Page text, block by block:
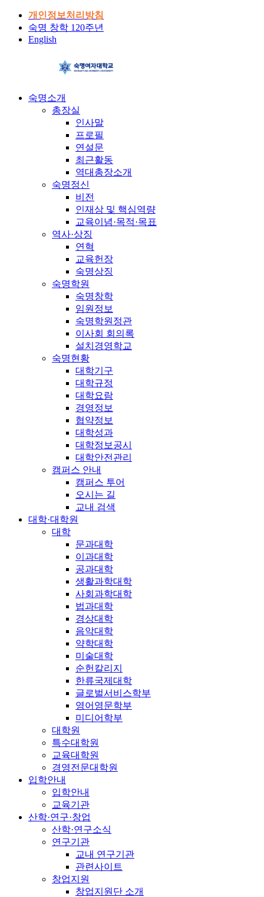
개인정보처리방침
숙명 창학 120주년
English
숙명소개
총장실
인사말
프로필
연설문
최근활동
역대총장소개
숙명정신
비전
인재상 및 핵심역량
교육이념·목적·목표
역사·상징
연혁
교육헌장
숙명상징
숙명학원
숙명창학
임원정보
숙명학원정관
이사회 회의록
설치경영학교
숙명현황
대학기구
대학규정
대학요람
경영정보
협약정보
대학성과
대학정보공시
대학안전관리
캠퍼스 안내
캠퍼스 투어
오시는 길
교내 검색
대학·대학원
대학
문과대학
이과대학
공과대학
생활과학대학
사회과학대학
법과대학
경상대학
음악대학
약학대학
미술대학
순헌칼리지
한류국제대학
글로벌서비스학부
영어영문학부
미디어학부
대학원
특수대학원
교육대학원
경영전문대학원
입학안내
입학안내
교육기관
산학·연구·창업
산학·연구소식
연구기관
교내 연구기관
관련사이트
창업지원
창업지원단 소개